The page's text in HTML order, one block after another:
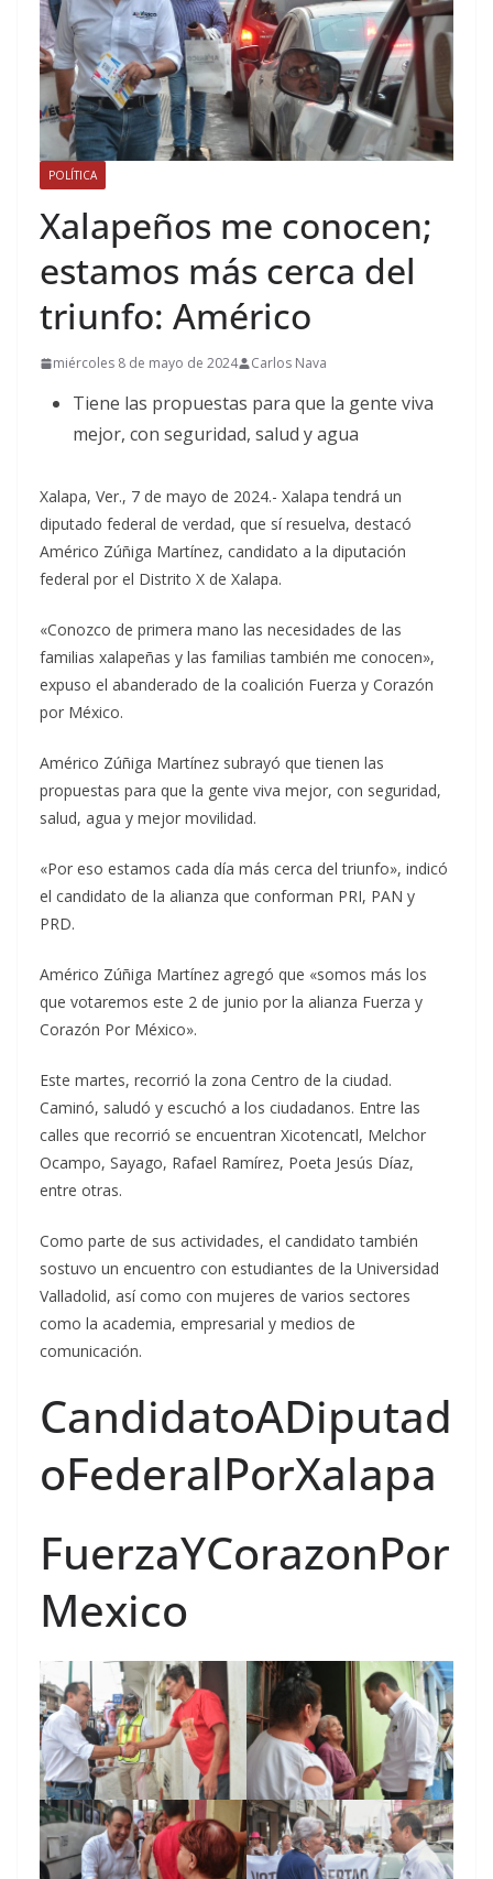
POLÍTICA
Xalapeños me conocen;
estamos más cerca del
triunfo: Américo
miércoles 8 de mayo de 2024 Carlos Nava
Tiene las propuestas para que la gente viva
mejor, con seguridad, salud y agua
Xalapa, Ver., 7 de mayo de 2024.- Xalapa tendrá un
diputado federal de verdad, que sí resuelva, destacó
Américo Zúñiga Martínez, candidato a la diputación
federal por el Distrito X de Xalapa.
«Conozco de primera mano las necesidades de las
familias xalapeñas y las familias también me conocen»,
expuso el abanderado de la coalición Fuerza y Corazón
por México.
Américo Zúñiga Martínez subrayó que tienen las
propuestas para que la gente viva mejor, con seguridad,
salud, agua y mejor movilidad.
«Por eso estamos cada día más cerca del triunfo», indicó
el candidato de la alianza que conforman PRI, PAN y
PRD.
Américo Zúñiga Martínez agregó que «somos más los
que votaremos este 2 de junio por la alianza Fuerza y
Corazón Por México».
Este martes, recorrió la zona Centro de la ciudad.
Caminó, saludó y escuchó a los ciudadanos. Entre las
calles que recorrió se encuentran Xicotencatl, Melchor
Ocampo, Sayago, Rafael Ramírez, Poeta Jesús Díaz,
entre otras.
Como parte de sus actividades, el candidato también
sostuvo un encuentro con estudiantes de la Universidad
Valladolid, así como con mujeres de varios sectores
como la academia, empresarial y medios de
comunicación.
CandidatoADiputad
oFederalPorXalapa
FuerzaYCorazonPor
Mexico